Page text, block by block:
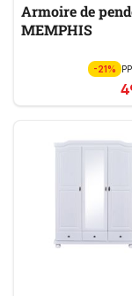
Armoire de
MEMPHIS
-21%